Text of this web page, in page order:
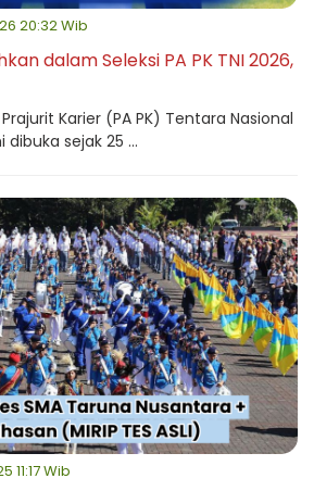
20:32 Wib
dalam Seleksi PA PK TNI 2026,
Karier (PA PK) Tentara Nasional
sejak 25 ...
11:17 Wib